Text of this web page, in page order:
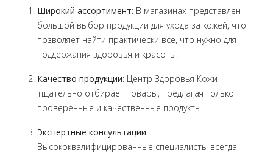
Широкий ассортимент: В магазинах представлен
большой выбор продукции для ухода за кожей, что
позволяет найти практически все, что нужно для
поддержания здоровья и красоты.
Качество продукции: Центр Здоровья Кожи
тщательно отбирает товары, предлагая только
проверенные и качественные продукты.
Экспертные консультации:
Высококвалифицированные специалисты всегда